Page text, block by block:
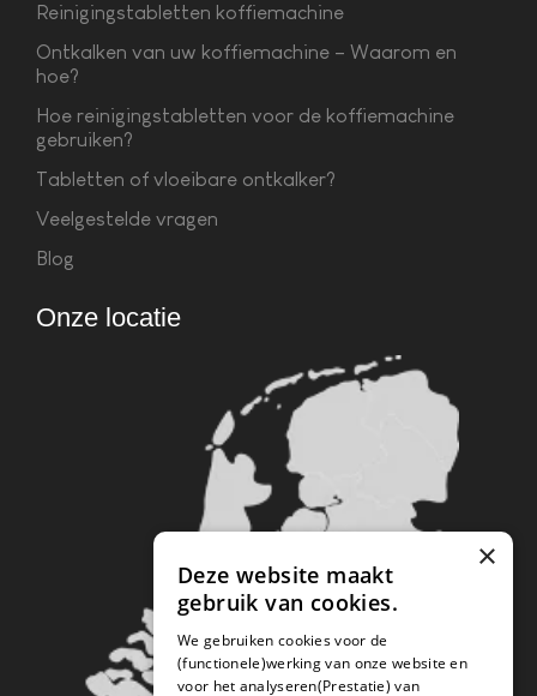
Reinigingstabletten koffiemachine
Ontkalken van uw koffiemachine – Waarom en
hoe?
Hoe reinigingstabletten voor de koffiemachine
gebruiken?
Tabletten of vloeibare ontkalker?
Veelgestelde vragen
Blog
Onze locatie
×
Deze website maakt
gebruik van cookies.
We gebruiken cookies voor de
(functionele)werking van onze website en
voor het analyseren(Prestatie) van